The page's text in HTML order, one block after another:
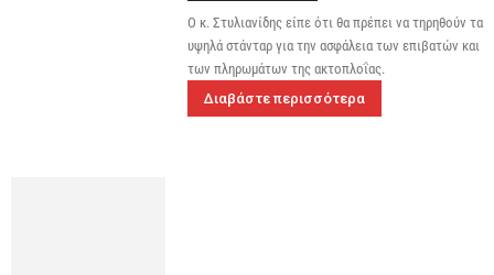
Ο κ. Στυλιανίδης είπε ότι θα πρέπει να τηρηθούν τα
υψηλά στάνταρ για την ασφάλεια των επιβατών και
των πληρωμάτων της ακτοπλοΐας.
Διαβάστε περισσότερα